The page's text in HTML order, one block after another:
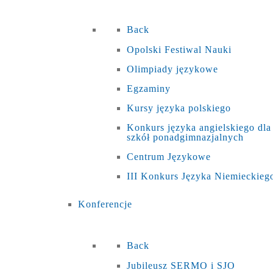
Back
Opolski Festiwal Nauki
Olimpiady językowe
Egzaminy
Kursy języka polskiego
Konkurs języka angielskiego dla
szkół ponadgimnazjalnych
Centrum Językowe
III Konkurs Języka
Konferencje
Back
Jubileusz SERMO i SJO